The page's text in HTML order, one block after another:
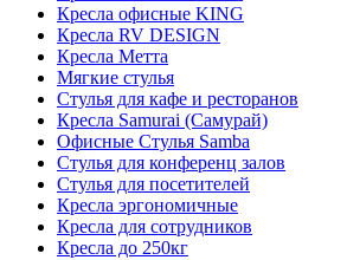
Кресла офисные KING
Кресла RV DESIGN
Кресла Метта
Мягкие стулья
Стулья для кафе и ресторанов
Кресла Samurai (Самурай)
Офисные Стулья Samba
Стулья для конференц залов
Стулья для посетителей
Кресла эргономичные
Кресла для сотрудников
Кресла до 250кг